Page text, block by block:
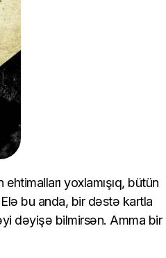
yoxlamışıq, bütün
bu anda, bir dəstə kartla
dəyişə bilmirsən. Amma bir